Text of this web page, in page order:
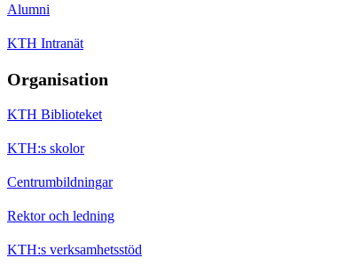
Alumni
KTH Intranät
Organisation
KTH Biblioteket
KTH:s skolor
Centrumbildningar
Rektor och ledning
KTH:s verksamhetsstöd